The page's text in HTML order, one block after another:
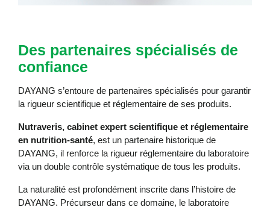
Des partenaires spécialisés de
confiance
DAYANG s’entoure de partenaires spécialisés pour garantir
la rigueur scientifique et réglementaire de ses produits.
Nutraveris, cabinet expert scientifique et réglementaire
en nutrition-santé, est un partenaire historique de
DAYANG, il renforce la rigueur réglementaire du laboratoire
via un double contrôle systématique de tous les produits.
La naturalité est profondément inscrite dans l’histoire de
DAYANG. Précurseur dans ce domaine, le laboratoire